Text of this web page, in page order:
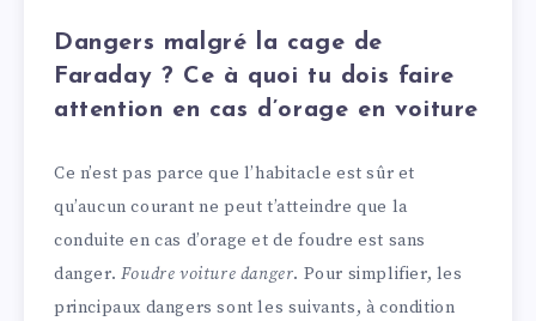
Dangers malgré la cage de
Faraday ? Ce à quoi tu dois faire
attention en cas d’orage en voiture
Ce n’est pas parce que l’habitacle est sûr et
qu’aucun courant ne peut t’atteindre que la
conduite en cas d’orage et de foudre est sans
danger. Foudre voiture danger. Pour simplifier, les
principaux dangers sont les suivants, à condition